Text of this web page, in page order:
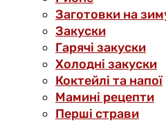
Заготовки на
Закуски
Гарячі закуски
Холодні закуски
Коктейлі та напої
Мамині рецепти
Перші страви